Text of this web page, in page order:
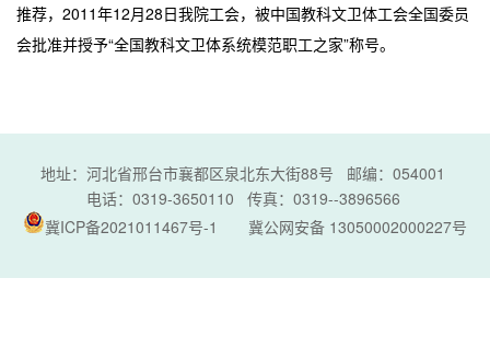
推荐，2011年12月28日我院工会，被中国教科文卫体工会全国委员
会批准并授予“全国教科文卫体系统模范职工之家”称号。
地址：河北省邢台市襄都区泉北东大街88号 邮编：054001
电话：0319-3650110 传真：0319--3896566
冀ICP备2021011467号-1
冀公网安备 13050002000227号